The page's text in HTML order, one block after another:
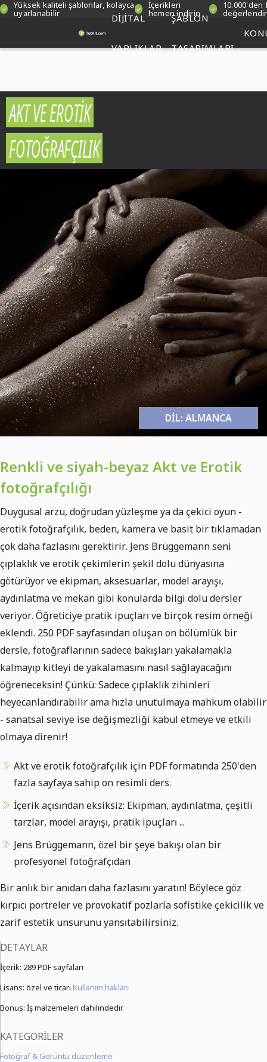
Yüksek kaliteli şablonlar, kolayca
uyarlanabilir
İçerikleri
hemen indirin
10.000'den
DIJITAL
VARLIKLAR
ŞABLON
TASARIMLARI
AKT VE EROTIK
FOTOĞRAFÇILIK
DIL: ALMANCA
Renkli ve siyah-beyaz Akt ve Erotik
fotoğrafçılığı
Duygusal arzu, doğrudan yüzleşme ya da çekici oyun -
erotik fotoğrafçılık, beden, kamera ve basit bir tıklamadan
çok daha fazlasını gerektirir. Jens Brüggemann seni
çıplaklık ve erotik çekimlerin şekil dolu dünyasına
götürüyor ve ekipman, aksesuarlar, model arayışı,
aydınlatma ve mekan gibi konularda bilgi dolu dersler
veriyor. Öğreticiye pratik ipuçları ve birçok resim örneği
eklendi. 250 PDF sayfasından oluşan on bölümlük bir
dersle, fotoğraflarının sadece bakışları yakalamakla
kalmayıp kitleyi de yakalamasını nasıl sağlayacağını
öğreneceksin! Çünkü: Sadece çıplaklık zihinleri
heyecanlandırabilir ama hızla unutulmaya mahkum olabilir
- sanatsal seviye ise değişmezliği kabul etmeye ve etkili
olmaya direnir!
Akt ve erotik fotoğrafçılık için PDF formatında 250'den
fazla sayfaya sahip on resimli ders.
İçerik açısından eksiksiz: Ekipman, aydınlatma, çeşitli
tarzlar, model arayışı, pratik ipuçları ...
Jens Brüggemann, özel bir şeye bakışı olan bir
profesyonel fotoğrafçıdan
Bir anlık bir anıdan daha fazlasını yaratın! Böylece göz
kırpıcı portreler ve provokatif pozlarla sofistike çekicilik ve
zarif estetik unsurunu yansıtabilirsiniz.
DETAYLAR
İçerik: 289 PDF sayfaları
Lisans: özel ve ticari Kullanım hakları
Bonus: İş malzemeleri dahilindedir
KATEGORILER
Fotoğraf & Görüntü düzenleme